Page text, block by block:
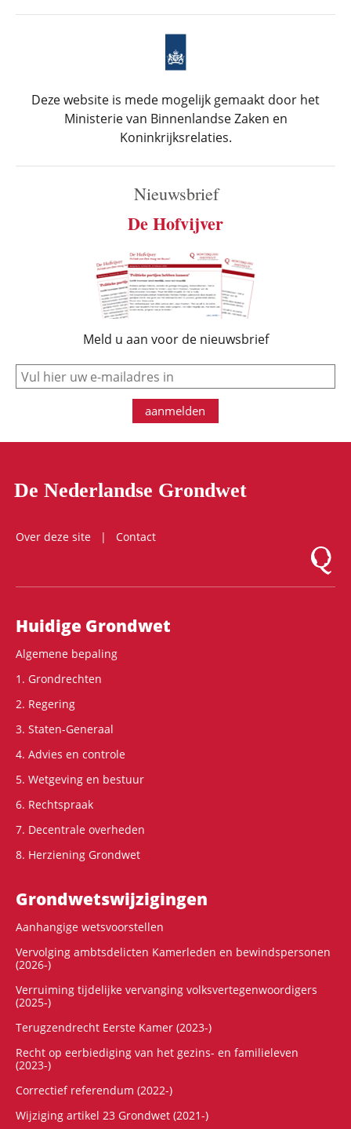
Deze website is mede mogelijk gemaakt door het
Ministerie van Binnenlandse Zaken en
Koninkrijksrelaties.
Nieuwsbrief
De Hofvijver
Meld u aan voor de nieuwsbrief
e-mail
aanmelden
De Nederlandse Grondwet
Over deze site
Contact
Logo
Hoofdnavigatie
Huidige Grondwet
Algemene bepaling
1. Grondrechten
2. Regering
3. Staten-Generaal
4. Advies en controle
5. Wetgeving en bestuur
6. Rechtspraak
7. Decentrale overheden
8. Herziening Grondwet
Grondwets­wijzigingen
Aanhangige wetsvoorstellen
Vervolging ambtsdelicten Kamerleden en bewindspersonen
(2026-)
Verruiming tijdelijke vervanging volksvertegenwoordigers
(2025-)
Terugzendrecht Eerste Kamer (2023-)
Recht op eerbiediging van het gezins- en familieleven
(2023-)
Correctief referendum (2022-)
Wijziging artikel 23 Grondwet (2021-)